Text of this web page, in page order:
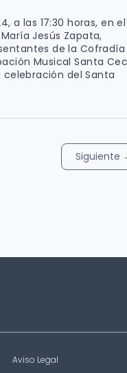
a las 17:30 horas, en el
Jesús Zapata,
de la Cofradía
Musical Santa
del Santa
Siguiente
Aviso Legal